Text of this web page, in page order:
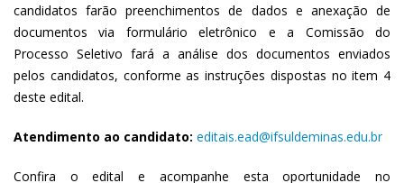
candidatos farão preenchimentos de dados e anexação de
documentos via formulário eletrônico e a Comissão do
Processo Seletivo fará a análise dos documentos enviados
pelos candidatos, conforme as instruções dispostas no item 4
deste edital.
Atendimento ao candidato: editais.ead@ifsuldeminas.edu.br
Confira o edital e acompanhe esta oportunidade no